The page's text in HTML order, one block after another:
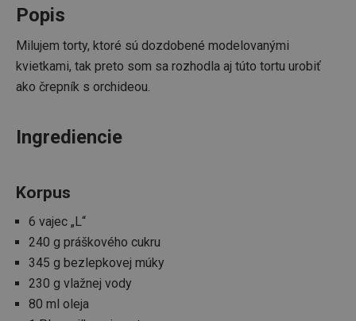
Popis
Milujem torty, ktoré sú dozdobené modelovanými
kvietkami, tak preto som sa rozhodla aj túto tortu urobiť
ako črepník s orchideou.
Ingrediencie
Korpus
6 vajec „L“
240 g práškového cukru
345 g bezlepkovej múky
230 g vlažnej vody
80 ml oleja